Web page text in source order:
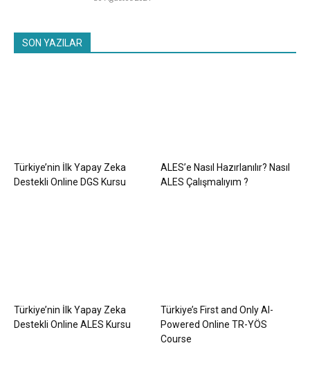
SON YAZILAR
Türkiye’nin İlk Yapay Zeka
Destekli Online DGS Kursu
ALES’e Nasıl Hazırlanılır? Nasıl
ALES Çalışmalıyım ?
Türkiye’nin İlk Yapay Zeka
Destekli Online ALES Kursu
Türkiye’s First and Only AI-
Powered Online TR-YÖS
Course